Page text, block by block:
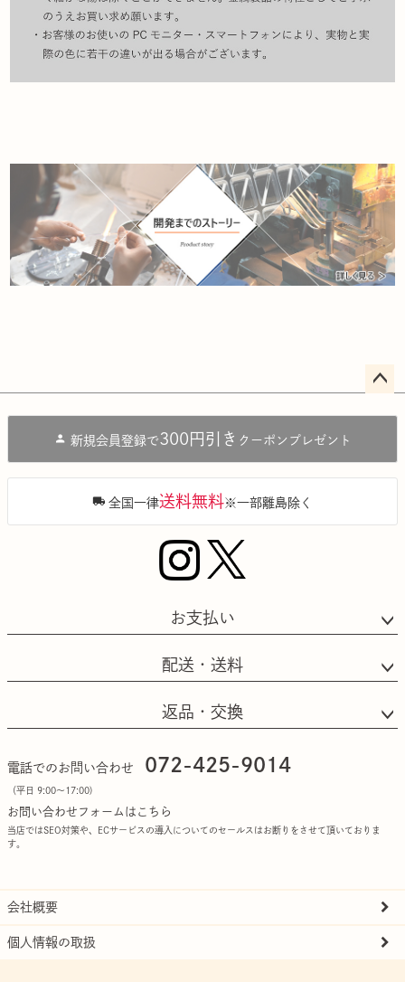
へ
新規会員登録で300円引き クーポンプレゼント
全国一律送料無料※一部離島除く
お支払い
配送・送料
返品・交換
電話でのお問い合わせ 072-425-9014
（平日 9:00〜17:00)
お問い合わせフォームはこちら
当店ではSEO対策や、ECサービスの導入についてのセールスはお断りをさせて頂いておりま
す。
会社概要
個人情報の取扱